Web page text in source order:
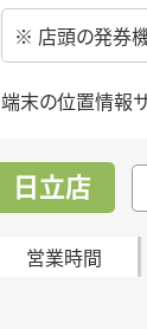
※ 店頭の発券機
端末の位置情報
日立店
営業時間